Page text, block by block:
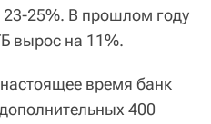
25%. В прошлом году
вырос на 11%.
время банк
400